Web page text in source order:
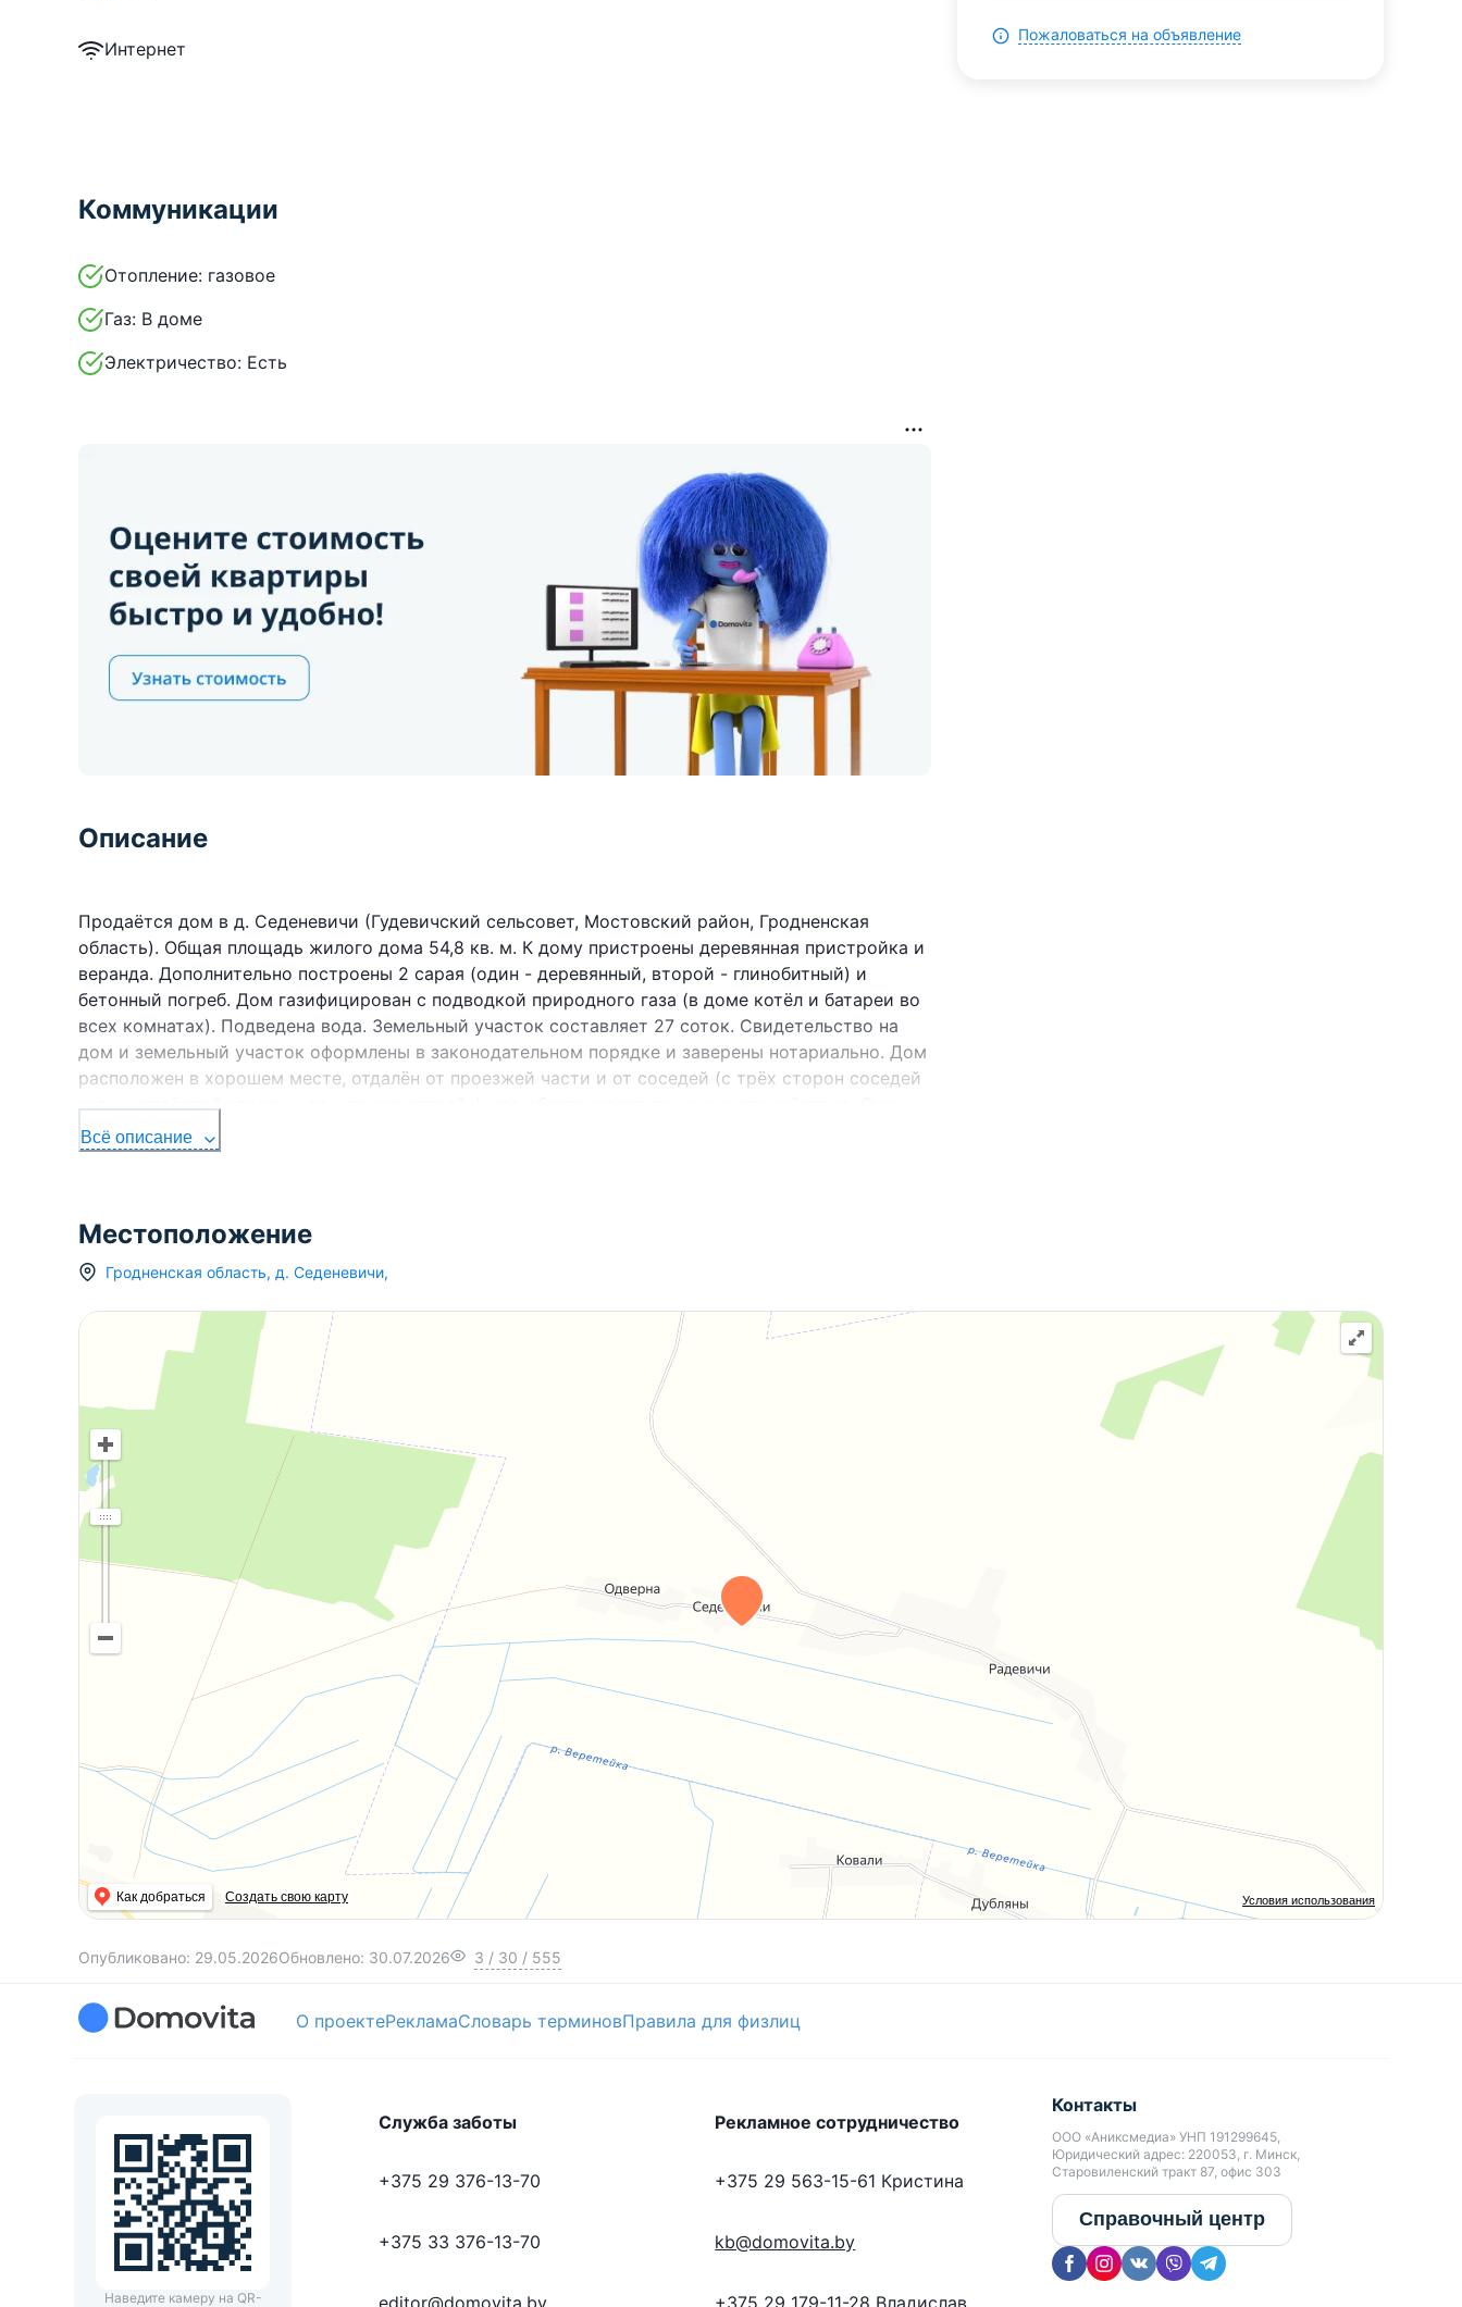
Интернет
Коммуникации
Отопление: газовое
Газ: В доме
Электричество: Есть
Описание
Продаётся дом в д. Седеневичи (Гудевичский сельсовет, Мостовский район, Гродненская
область). Общая площадь жилого дома 54,8 кв. м. К дому пристроены деревянная пристройка и
веранда. Дополнительно построены 2 сарая (один - деревянный, второй - глинобитный) и
бетонный погреб. Дом газифицирован с подводкой природного газа (в доме котёл и батареи во
всех комнатах). Подведена вода. Земельный участок составляет 27 соток. Свидетельство на
дом и земельный участок оформлены в законодательном порядке и заверены нотариально. Дом
расположен в хорошем месте, отдалён от проезжей части и от соседей (с трёх сторон соседей
нет, с четвёртой стороны дом также отдалён), что обеспечивает тишину и спокойствие. Очень
живописное и красивое место. Расстояние от д. Седеневичи до г. Гродно составляет 55 км, до
д. Гудевичи, где находится правление колхоза - 5 км. В деревне есть магазин и деревенская
видимости находится вышка МТС, что обеспечивает хорошую мобильную связь (А1 также
присутствует). За дополнительной информацией, видео и фото всех документов просьба
звонить либо писать в мессенджеры
Всё описание
Пожаловаться на объявление
Местоположение
Гродненская область, д. Седеневичи,
Условия использования
Как добраться Создать свою карту
Опубликовано: 29.05.2026Обновлено: 30.07.2026 3 / 30 / 555
О проектеРекламаСловарь терминовПравила для физлиц
Наведите камеру на QR-
Служба заботы
+375 29 376-13-70
+375 33 376-13-70
editor@domovita.by
Рекламное сотрудничество
+375 29 563-15-61 Кристина
kb@domovita.by
+375 29 179-11-28 Владислав
Контакты
ООО «Аниксмедиа» УНП 191299645,
Юридический адрес: 220053, г. Минск,
Старовиленский тракт 87, офис 303
Справочный центр